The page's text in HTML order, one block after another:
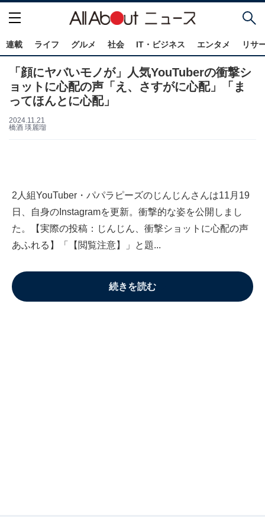
連載 ライフ グルメ 社会 IT・ビジネス エンタメ リサ
「顔にヤバいモノが」人気YouTuberの衝撃シ
ョットに心配の声「え、さすがに心配」「ま
ってほんとに心配」
2024.11.21
橋酒 瑛麗瑠
2人組YouTuber・パパラピーズのじんじんさんは11月19
日、自身のInstagramを更新。衝撃的な姿を公開しまし
た。【実際の投稿：じんじん、衝撃ショットに心配の声
あふれる】「【閲覧注意】」と題...
続きを読む